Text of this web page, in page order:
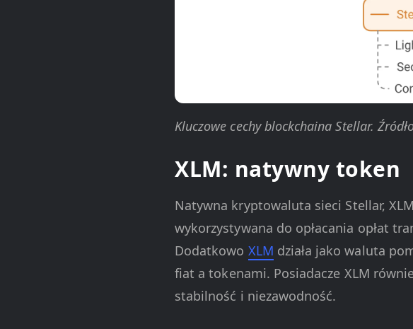
Kluczowe cechy blockchaina Stellar.
XLM: natywny token
Natywna kryptowaluta sieci Stellar,
wykorzystywana do opłacania opłat
Dodatkowo XLM działa jako waluta
fiat a tokenami. Posiadacze XLM
stabilność i niezawodność.